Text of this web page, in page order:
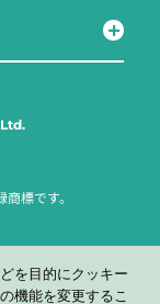
標です。
を目的にクッキー
機能を変更するこ